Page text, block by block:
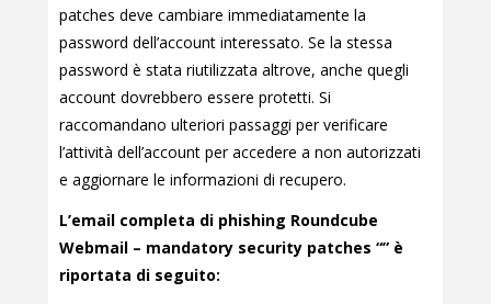
patches deve cambiare immediatamente la
password dell’account interessato. Se la stessa
password è stata riutilizzata altrove, anche quegli
account dovrebbero essere protetti. Si
raccomandano ulteriori passaggi per verificare
l’attività dell’account per accedere a non autorizzati
e aggiornare le informazioni di recupero.
L’email completa di phishing Roundcube
Webmail – mandatory security patches “” è
riportata di seguito: